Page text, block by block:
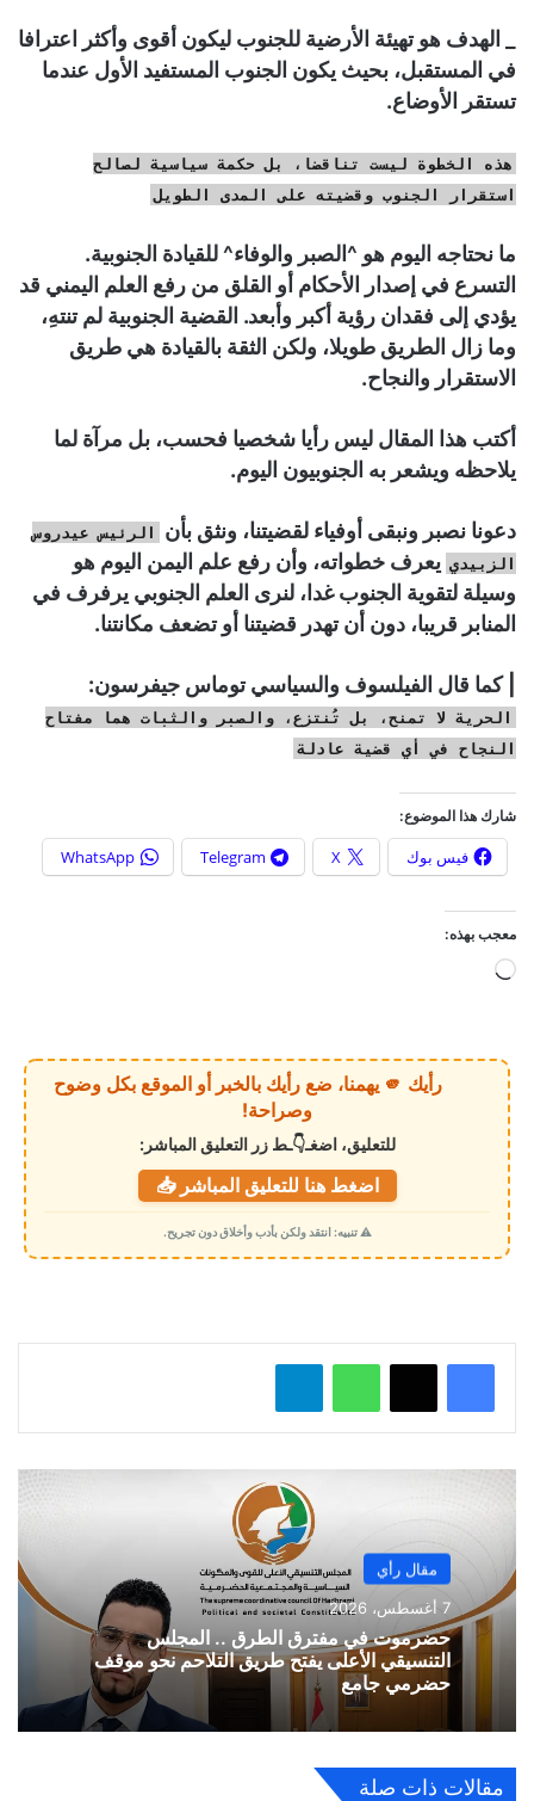
_ الهدف هو تهيئة الأرضية للجنوب ليكون أقوى وأكثر اعترافا
في المستقبل، بحيث يكون الجنوب المستفيد الأول عندما
تستقر الأوضاع.
هذه الخطوة ليست تناقضا، بل حكمة سياسية لصالح
استقرار الجنوب وقضيته على المدى الطويل
ما نحتاجه اليوم هو ^الصبر والوفاء^ للقيادة الجنوبية.
التسرع في إصدار الأحكام أو القلق من رفع العلم اليمني قد
يؤدي إلى فقدان رؤية أكبر وأبعد. القضية الجنوبية لم تنتهِ،
وما زال الطريق طويلا، ولكن الثقة بالقيادة هي طريق
الاستقرار والنجاح.
أكتب هذا المقال ليس رأيا شخصيا فحسب، بل مرآة لما
يلاحظه ويشعر به الجنوبيون اليوم.
دعونا نصبر ونبقى أوفياء لقضيتنا، ونثق بأن
الرئيس عيدروس
الزبيدي يعرف خطواته، وأن رفع علم اليمن اليوم هو
وسيلة لتقوية الجنوب غدا، لنرى العلم الجنوبي يرفرف في
المنابر قريبا، دون أن تهدر قضيتنا أو تضعف مكانتنا.
| كما قال الفيلسوف والسياسي توماس جيفرسون:
الحرية لا تمنح، بل تُنتزع، والصبر والثبات هما مفتاح
النجاح في أي قضية عادلة
شارك هذا الموضوع:
فيس بوك X
Telegram
WhatsApp
معجب بهذه:
ي
م
ي
رأيك 🫵 يهمنا، ضع رأيك بالخبر أو الموقع بكل وضوح
وصراحة!
للتعليق، اضغـ👇ـط زر التعليق المباشر:
اضغط هنا للتعليق المباشر 📥
⚠️ تنبيه: انتقد ولكن بأدب وأخلاق دون تجريح.
واتساب
مقال رأي
7 أغسطس، 2026
حضرموت في مفترق الطرق .. المجلس
التنسيقي الأعلى يفتح طريق التلاحم نحو موقف
حضرمي جامع
مقالات ذات صلة